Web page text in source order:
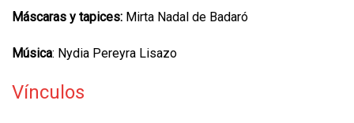
Máscaras y tapices: Mirta Nadal de Badaró
Música: Nydia Pereyra Lisazo
Vínculos